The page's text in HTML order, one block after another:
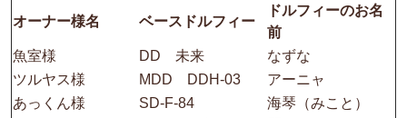
オーナー様名 ベースドルフィー
ドルフィーのお名
前
魚室様
DD 未来
なずな
ツルヤス様
MDD DDH-03
アーニャ
あっくん様
SD-F-84
海琴（みこと）